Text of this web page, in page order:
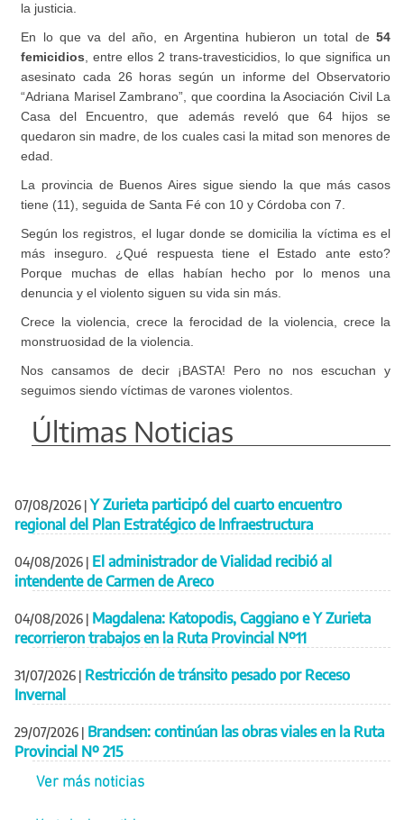
la justicia.
En lo que va del año, en Argentina hubieron un total de 54
femicidios , entre ellos 2 trans-travesticidios, lo que significa un
asesinato cada 26 horas según un informe del Observatorio
“Adriana Marisel Zambrano”, que coordina la Asociación Civil La
Casa del Encuentro, que además reveló que 64 hijos se
quedaron sin madre, de los cuales casi la mitad son menores de
edad.
La provincia de Buenos Aires sigue siendo la que más casos
tiene (11), seguida de Santa Fé con 10 y Córdoba con 7.
Según los registros, el lugar donde se domicilia la víctima es el
más inseguro. ¿Qué respuesta tiene el Estado ante esto?
Porque muchas de ellas habían hecho por lo menos una
denuncia y el violento siguen su vida sin más.
Crece la violencia, crece la ferocidad de la violencia, crece la
monstruosidad de la violencia.
Nos cansamos de decir ¡BASTA! Pero no nos escuchan y
seguimos siendo víctimas de varones violentos.
Últimas Noticias
07/08/2026 | Y Zurieta participó del cuarto encuentro
regional del Plan Estratégico de Infraestructura
04/08/2026 | El administrador de Vialidad recibió al
intendente de Carmen de Areco
04/08/2026 | Magdalena: Katopodis, Caggiano e Y Zurieta
recorrieron trabajos en la Ruta Provincial Nº11
31/07/2026 | Restricción de tránsito pesado por Receso
Invernal
29/07/2026 | Brandsen: continúan las obras viales en la Ruta
Provincial Nº 215
Ver más noticias